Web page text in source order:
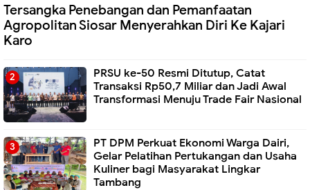
Tersangka Penebangan dan Pemanfaatan
Agropolitan Siosar Menyerahkan Diri Ke Kajari
Karo
PRSU ke-50 Resmi Ditutup, Catat
Transaksi Rp50,7 Miliar dan Jadi Awal
Transformasi Menuju Trade Fair Nasional
PT DPM Perkuat Ekonomi Warga Dairi,
Gelar Pelatihan Pertukangan dan Usaha
Kuliner bagi Masyarakat Lingkar
Tambang